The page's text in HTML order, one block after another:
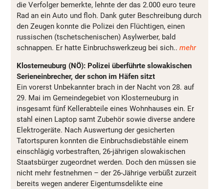
die Verfolger bemerkte, lehnte der das 2.000 euro teure
Rad an ein Auto und floh. Dank guter Beschreibung durch
den Zeugen konnte die Polizei den Flüchtigen, einen
russischen (tschetschenischen) Asylwerber, bald
schnappen. Er hatte Einbruchswerkzeug bei sich.. mehr
Klosterneuburg (NÖ): Polizei überführte slowakischen
Serieneinbrecher, der schon im Häfen sitzt
Ein vorerst Unbekannter brach in der Nacht von 28. auf
29. Mai im Gemeindegebiet von Klosterneuburg in
insgesamt fünf Kellerabteile eines Wohnhauses ein. Er
stahl einen Laptop samt Zubehör sowie diverse andere
Elektrogeräte. Nach Auswertung der gesicherten
Tatortspuren konnten die Einbruchsdiebstähle einem
einschlägig vorbestraften, 26-jährigen slowakischen
Staatsbürger zugeordnet werden. Doch den müssen sie
nicht mehr festnehmen – der 26-Jährige verbüßt zurzeit
bereits wegen anderer Eigentumsdelikte eine